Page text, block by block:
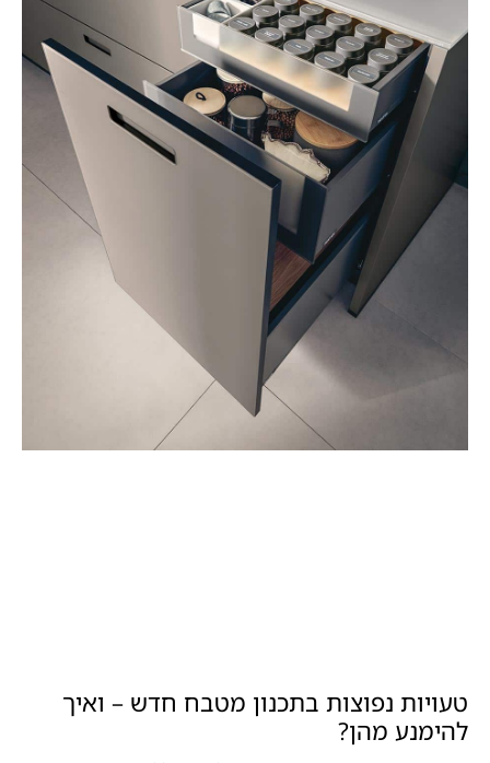
טעויות נפוצות בתכנון מטבח חדש – ואיך
להימנע מהן?